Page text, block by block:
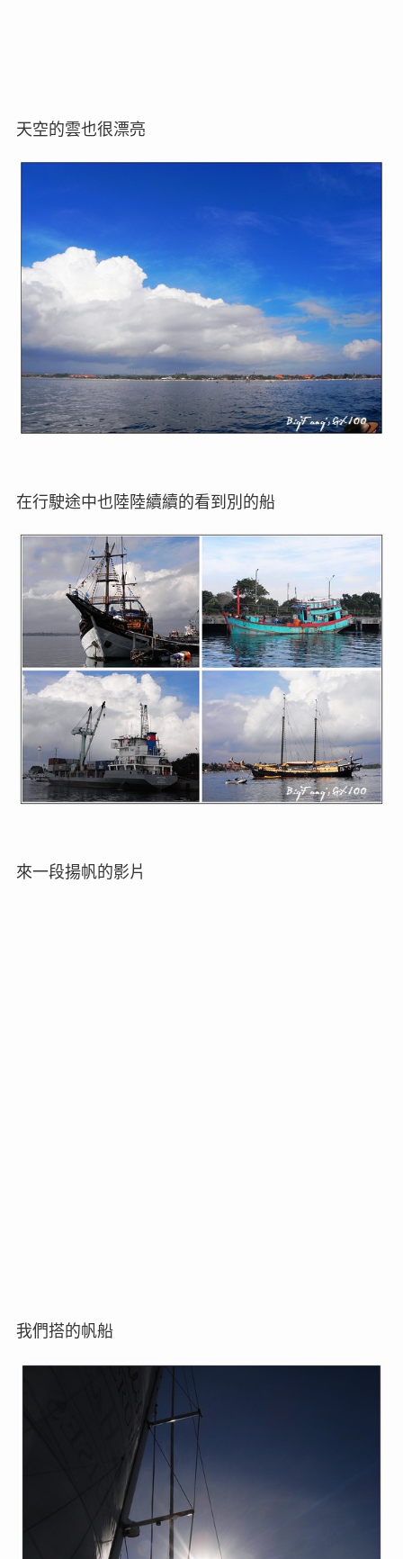
天空的雲也很漂亮
在行駛途中也陸陸續續的看到別的船
來一段揚帆的影片
我們搭的帆船